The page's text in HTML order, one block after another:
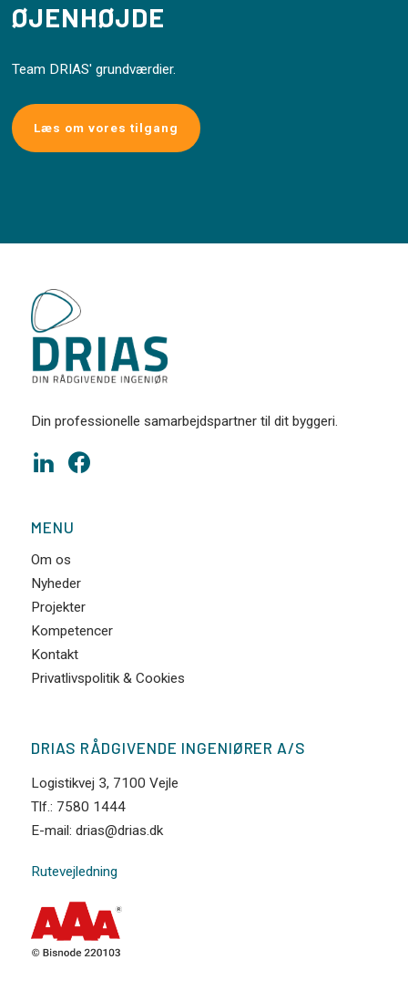
ØJENHØJDE
Team DRIAS' grundværdier.
Læs om vores tilgang
Din professionelle samarbejdspartner til dit byggeri.
MENU
Om os
Nyheder
Projekter
Kompetencer
Kontakt
Privatlivspolitik & Cookies
DRIAS RÅDGIVENDE INGENIØRER A/S
Logistikvej 3, 7100 Vejle
Tlf.: 7580 1444
E-mail: drias@drias.dk
Rutevejledning